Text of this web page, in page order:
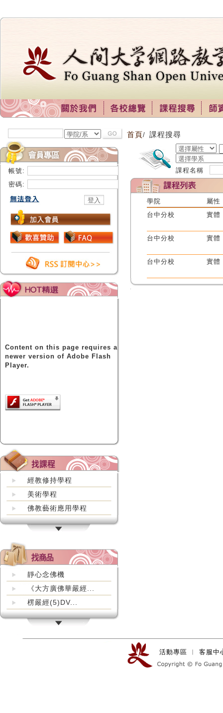
帳號:
密碼:
Content on this page requires a
newer version of Adobe Flash
Player.
經教修持學程
美術學程
佛教藝術應用學程
靜心念佛機
《大方廣佛華嚴經...
楞嚴經(5)DV...
首頁/ 課程搜尋
課程名稱
學院
屬性
台中分校
實體
台中分校 實體
台中分校 實體
活動專區 ︱ 客服中